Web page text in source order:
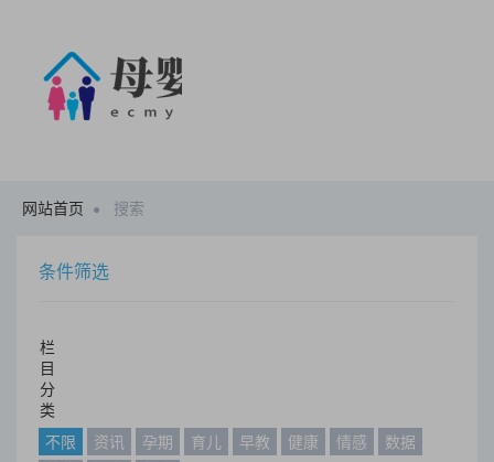
网站首页 搜索
条件筛选
栏
目
分
类
不限
资讯 孕期 育儿 早教 健康 情感
数据